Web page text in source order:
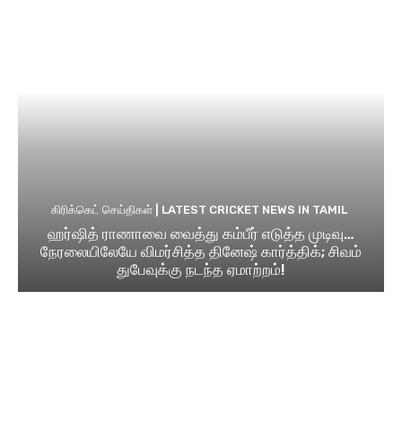
கிரிக்கெட் செய்திகள் | LATEST CRICKET NEWS IN TAMIL
ஹர்ஷித் ராணாவை வைத்து கம்பீர் எடுத்த முடிவு…
நேரலையிலேயே விமர்சித்த தினேஷ் கார்த்திக்; சிவம்
துபேவுக்கு நடந்த ஏமாற்றம்!